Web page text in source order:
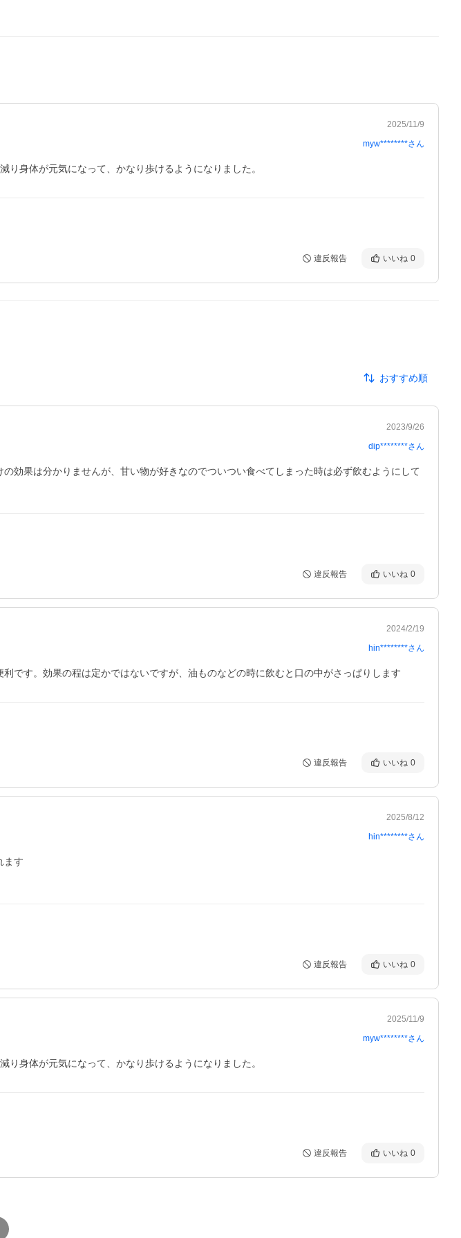
2025/11/9
myw********さん
身体が元気になって、かなり歩けるようになりました。
違反報告 いいね 0
おすすめ順
2023/9/26
dip********さん
効果は分かりませんが、甘い物が好きなのでついつい食べてしまった時は必ず飲むようにして
違反報告 いいね 0
2024/2/19
hin********さん
です。効果の程は定かではないですが、油ものなどの時に飲むと口の中がさっぱりします
違反報告 いいね 0
2025/8/12
hin********さん
ます
違反報告 いいね 0
2025/11/9
myw********さん
身体が元気になって、かなり歩けるようになりました。
違反報告 いいね 0